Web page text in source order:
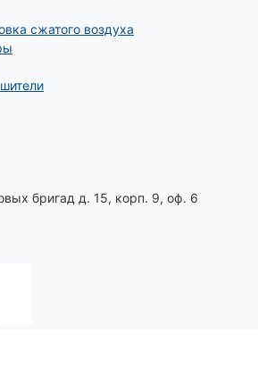
сжатого воздуха
бригад д. 15, корп. 9, оф. 6